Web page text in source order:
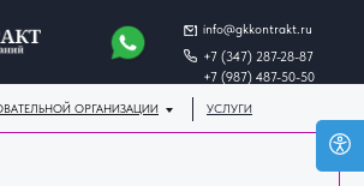
+7 (347) 287-28-87
+7 (987) 487-50-50
info@gkkontrakt.ru
ОРГАНИЗАЦИИ УСЛУГИ